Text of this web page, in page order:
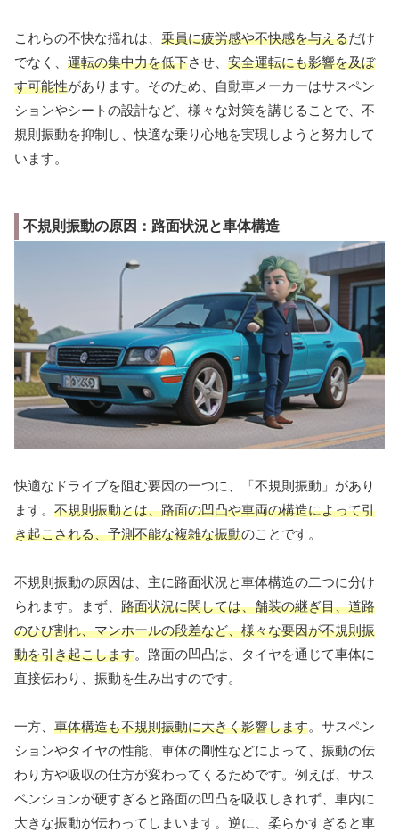
これらの不快な揺れは、 乗員に疲労感や不快感を与えるだけ
でなく、 運転の集中力を低下させ、 安全運転にも影響を及ぼ
す可能性があります。そのため、自動車メーカーはサスペン
ションやシートの設計など、様々な対策を講じることで、不
規則振動を抑制し、快適な乗り心地を実現しようと努力して
います。
不規則振動の原因：路面状況と車体構造
快適なドライブを阻む要因の一つに、「不規則振動」があり
ます。 不規則振動とは、路面の凹凸や車両の構造によって引
き起こされる、予測不能な複雑な振動のことです。
不規則振動の原因は、主に路面状況と車体構造の二つに分け
られます。まず、 路面状況に関しては、舗装の継ぎ目、道路
のひび割れ、マンホールの段差など、様々な要因が不規則振
動を引き起こします。路面の凹凸は、タイヤを通じて車体に
直接伝わり、振動を生み出すのです。
一方、 車体構造も不規則振動に大きく影響します。サスペン
ションやタイヤの性能、車体の剛性などによって、振動の伝
わり方や吸収の仕方が変わってくるためです。例えば、サス
ペンションが硬すぎると路面の凹凸を吸収しきれず、車内に
大きな振動が伝わってしまいます。逆に、柔らかすぎると車